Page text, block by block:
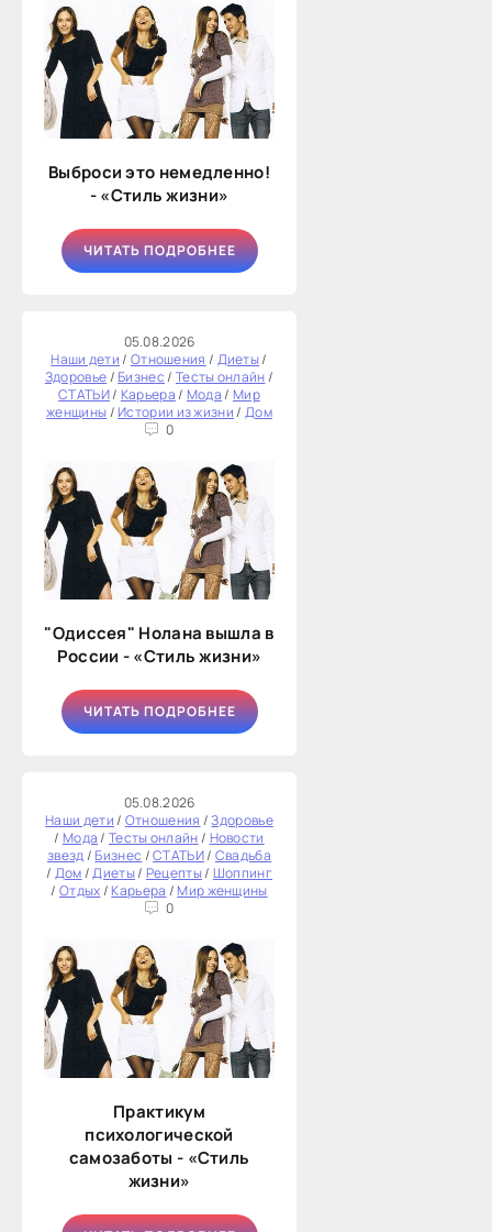
Выброси это немедленно!
- «Стиль жизни»
ЧИТАТЬ ПОДРОБНЕЕ
05.08.2026
Наши дети/ Отношения / Диеты/
Здоровье/Бизнес/ Тесты онлайн/
СТАТЬИ/ Карьера/ Мода/ Мир
женщины/ Истории из жизни/ Дом
0
"Одиссея" Нолана вышла в
России - «Стиль жизни»
ЧИТАТЬ ПОДРОБНЕЕ
05.08.2026
Наши дети/ Отношения /Здоровье
/ Мода/Тесты онлайн/ Новости
звезд/Бизнес /СТАТЬИ/ Свадьба
/ Дом/Диеты/ Рецепты/ Шоппинг
/ Отдых/Карьера /Мир женщины
0
Практикум
психологической
самозаботы - «Стиль
жизни»